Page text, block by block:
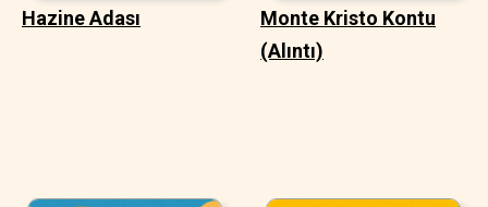
Hazine Adası
Monte Kristo Kontu
(Alıntı)